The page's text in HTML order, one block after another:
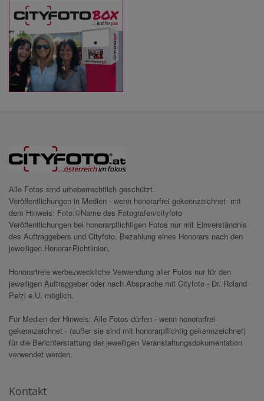
Alle Fotos sind urheberrechtlich geschützt.
Veröffentlichungen in Medien - wenn honorarfrei gekennzeichnet- mit
dem Hinweis: Foto:©Name des Fotografen/cityfoto
Veröffentlichungen bei honorarpflichtigen Fotos nur mit Einverständnis
des Auftraggebers und Cityfoto. Bezahlung eines Honorars nach den
jeweiligen Honorar-Richtlinien.
Honorarfreie werbezweckliche Verwendung aller Fotos nur für den
jeweiligen Auftraggeber oder nach Absprache mit Cityfoto - Dr. Roland
Pelzl e.U. möglich.
Für Medien der Hinweis: Alle Fotos dürfen - wenn honorarfrei
gekennzeichnet - (außer sie sind mit honorarpflichtig gekennzeichnet)
für die Berichterstattung der jeweiligen Veranstaltungsdokumentation
verwendet werden.
Kontakt